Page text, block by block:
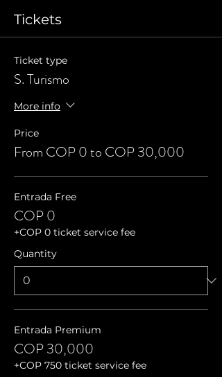
Tickets
Ticket type
S. Turismo
More info
Price
From COP 0 to COP 30,000
Entrada Free
COP 0
+COP 0 ticket service fee
Quantity
Entrada Premium
COP 30,000
+COP 750 ticket service fee